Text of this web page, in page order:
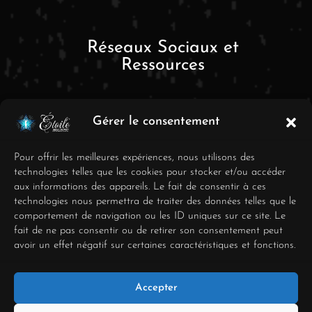
Gérer le consentement
Pour offrir les meilleures expériences, nous utilisons des
technologies telles que les cookies pour stocker et/ou accéder
aux informations des appareils. Le fait de consentir à ces
technologies nous permettra de traiter des données telles que le
comportement de navigation ou les ID uniques sur ce site. Le
fait de ne pas consentir ou de retirer son consentement peut
avoir un effet négatif sur certaines caractéristiques et fonctions.
Accepter
Réseaux Sociaux et
Ressources
FAQ
Mentions Légales
Conditions générales de
vente
Déclaration de